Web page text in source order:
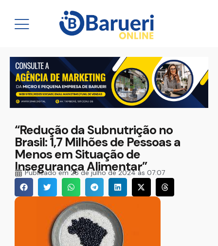
“Redução da Subnutrição no
Brasil: 1,7 Milhões de Pessoas a
Menos em Situação de
Insegurança Alimentar”
Publicado em26 de julho de 2024 às 07:07